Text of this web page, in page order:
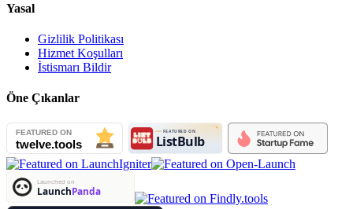
Yasal
Gizlilik Politikası
Hizmet Koşulları
İstismarı Bildir
Öne Çıkanlar